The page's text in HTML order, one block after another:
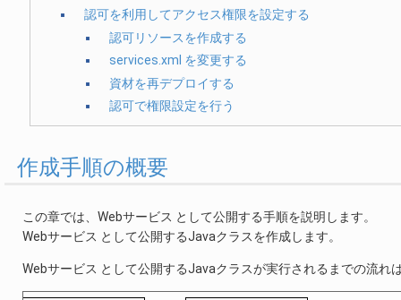
認可を利用してアクセス権限を設定する
認可リソースを作成する
services.xml を変更する
資材を再デプロイする
認可で権限設定を行う
作成手順の概要
この章では、Webサービス として公開する手順を説明します。
Webサービス として公開するJavaクラスを作成します。
Webサービス として公開するJavaクラスが実行されるまでの流れ